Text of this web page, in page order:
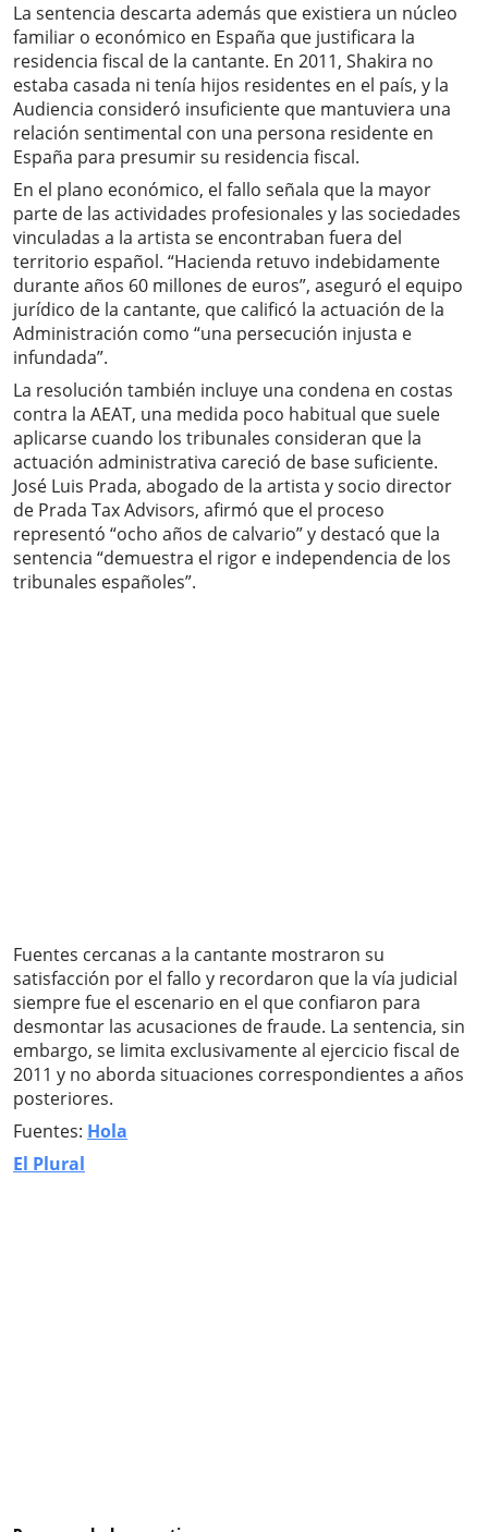
La sentencia descarta además que existiera un núcleo
familiar o económico en España que justificara la
residencia fiscal de la cantante. En 2011, Shakira no
estaba casada ni tenía hijos residentes en el país, y la
Audiencia consideró insuficiente que mantuviera una
relación sentimental con una persona residente en
España para presumir su residencia fiscal.
En el plano económico, el fallo señala que la mayor
parte de las actividades profesionales y las sociedades
vinculadas a la artista se encontraban fuera del
territorio español. “Hacienda retuvo indebidamente
durante años 60 millones de euros”, aseguró el equipo
jurídico de la cantante, que calificó la actuación de la
Administración como “una persecución injusta e
infundada”.
La resolución también incluye una condena en costas
contra la AEAT, una medida poco habitual que suele
aplicarse cuando los tribunales consideran que la
actuación administrativa careció de base suficiente.
José Luis Prada, abogado de la artista y socio director
de Prada Tax Advisors, afirmó que el proceso
representó “ocho años de calvario” y destacó que la
sentencia “demuestra el rigor e independencia de los
tribunales españoles”.
Fuentes cercanas a la cantante mostraron su
satisfacción por el fallo y recordaron que la vía judicial
siempre fue el escenario en el que confiaron para
desmontar las acusaciones de fraude. La sentencia, sin
embargo, se limita exclusivamente al ejercicio fiscal de
2011 y no aborda situaciones correspondientes a años
posteriores.
Fuentes: Hola
El Plural